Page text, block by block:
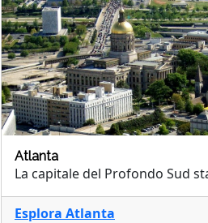
Atlanta
La capitale del Profondo Sud
Esplora Atlanta